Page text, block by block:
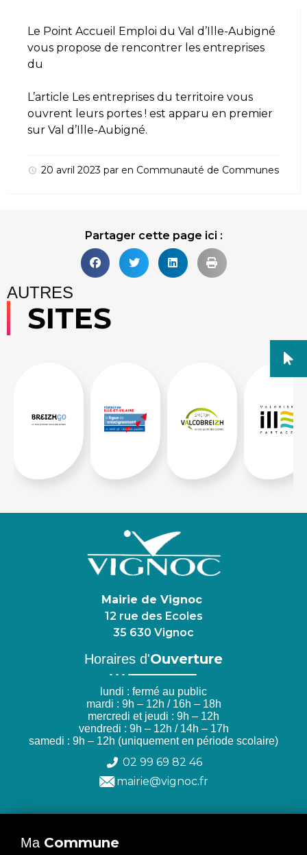
Le Point Accueil Emploi du Val d’Ille-Aubigné
vous propose de rencontrer les entreprises
du
L’article Les entreprises du territoire vous
ouvrent leurs portes ! est apparu en premier
sur Val d’Ille-Aubigné.
20 avril 2023 par en Communauté de Communes
Partager cette page ici :
AUTRES
SITES
Mairie de Vignoc
12 rue des Ecoles
35 630 Vignoc
Horaires d'Ouverture
lundi : fermé au public
mardi : 9h – 12h / 16h – 18h
mercredi et jeudi : 9h – 12h
vendredi : 9h – 12h / 14h – 17h
samedi : 9h – 12h (uniquement en période scolaire)
02 99 69 82 46
mairie@vignoc.fr
Ma Commune